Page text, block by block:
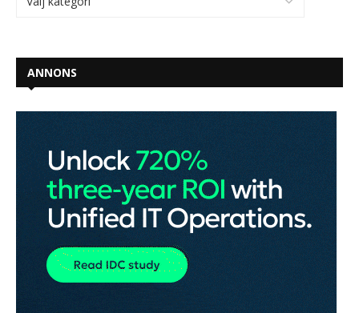
ANNONS